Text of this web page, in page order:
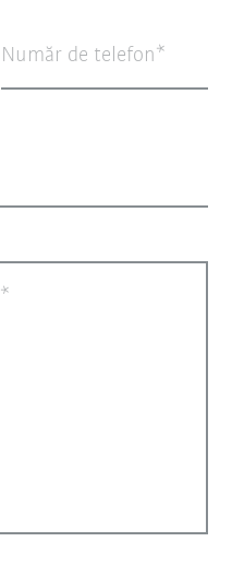
Număr de telefon